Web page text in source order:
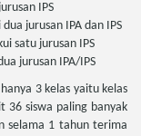
IPS
jurusan IPA dan IPS
satu jurusan IPS
jurusan IPA/IPS
3 kelas yaitu kelas
36 siswa paling banyak
selama 1 tahun terima